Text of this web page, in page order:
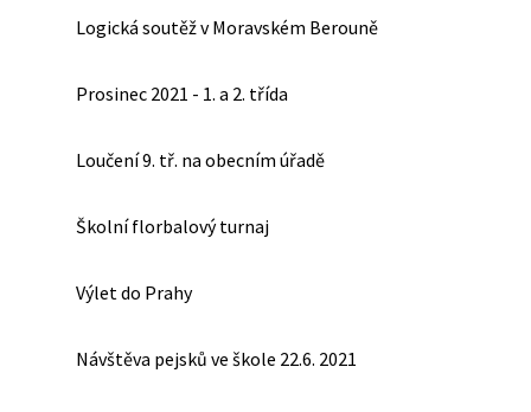
Logická soutěž v Moravském Berouně
Prosinec 2021 - 1. a 2. třída
Loučení 9. tř. na obecním úřadě
Školní florbalový turnaj
Výlet do Prahy
Návštěva pejsků ve škole 22.6. 2021